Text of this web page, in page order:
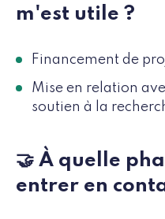
m'est utile ?
Financement de
Mise en relation
soutien à la
🤝 À quelle
entrer en